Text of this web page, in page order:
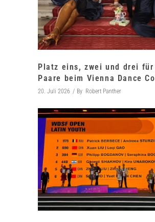
Platz eins, zwei und drei für
Paare beim Vienna Dance
20. Juli 2026 By Robert Panther